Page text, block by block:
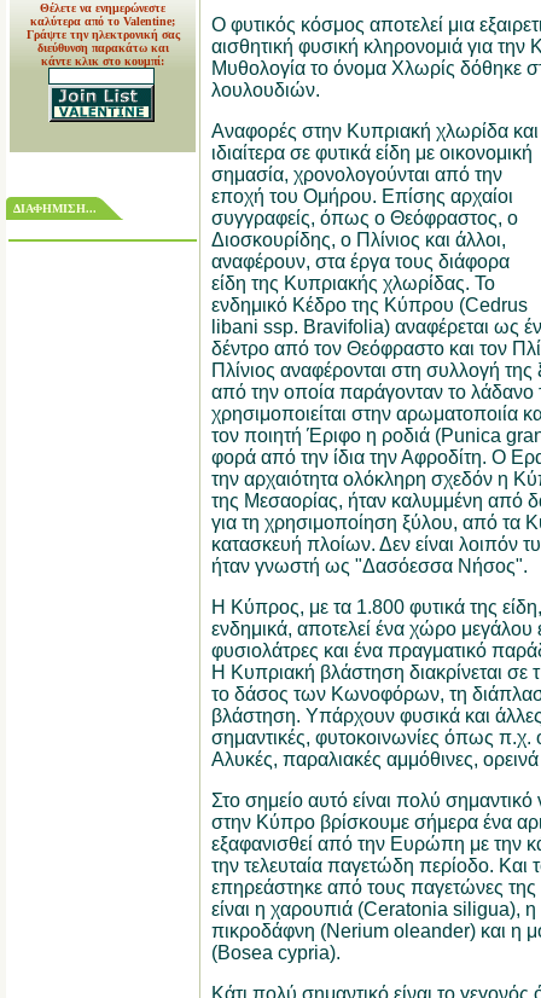
Θέλετε να ενημερώνεστε
καλύτερα από το Valentine;
Γράψτε την ηλεκτρονική σας
διεύθυνση παρακάτω και
κάντε κλικ στο κουμπί:
ΔΙΑΦΗΜΙΣΗ...
Ο φυτικός κόσμος αποτελεί μια
αισθητική φυσική κληρονομιά για
Μυθολογία το όνομα Χλωρίς δόθηκε
λουλουδιών.
Αναφορές στην Κυπριακή χλωρίδα και
ιδιαίτερα σε φυτικά είδη με οικονομική
σημασία, χρονολογούνται από την
εποχή του Ομήρου. Επίσης αρχαίοι
συγγραφείς, όπως ο Θεόφραστος, ο
Διοσκουρίδης, ο Πλίνιος και άλλοι,
αναφέρουν, στα έργα τους διάφορα
είδη της Κυπριακής χλωρίδας. Το
ενδημικό Κέδρο της Κύπρου (Cedrus
libani ssp. Bravifolia) αναφέρεται ως
δέντρο από τον Θεόφραστο και τον
Πλίνιος αναφέρονται στη συλλογή
από την οποία παράγονταν το λάδανο
χρησιμοποιείται στην αρωματοποιία
τον ποιητή Έριφο η ροδιά (Punica
φορά από την ίδια την Αφροδίτη. Ο
την αρχαιότητα ολόκληρη σχεδόν η
της Μεσαορίας, ήταν καλυμμένη από
για τη χρησιμοποίηση ξύλου, από τα
κατασκευή πλοίων. Δεν είναι λοιπόν
ήταν γνωστή ως "Δασόεσσα Νήσος".
Η Κύπρος, με τα 1.800 φυτικά της
ενδημικά, αποτελεί ένα χώρο μεγάλου
φυσιολάτρες και ένα πραγματικό
Η Κυπριακή βλάστηση διακρίνεται σε
το δάσος των Κωνοφόρων, τη
βλάστηση. Υπάρχουν φυσικά και
σημαντικές, φυτοκοινωνίες όπως π.χ.
Αλυκές, παραλιακές αμμόθινες,
Στο σημείο αυτό είναι πολύ σημαντικό
στην Κύπρο βρίσκουμε σήμερα ένα
εξαφανισθεί από την Ευρώπη με την
την τελευταία παγετώδη περίοδο. Και
επηρεάστηκε από τους παγετώνες της
είναι η χαρουπιά (Ceratonia siligua),
πικροδάφνη (Nerium oleander) και η
(Bosea cypria).
Κάτι πολύ σημαντικό είναι το γεγονός